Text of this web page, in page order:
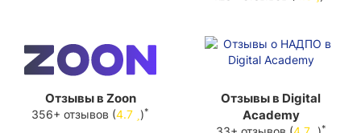
Отзывы в Zoon
356+ отзывов (4.7 )*
Отзывы в Digital
Academy
*